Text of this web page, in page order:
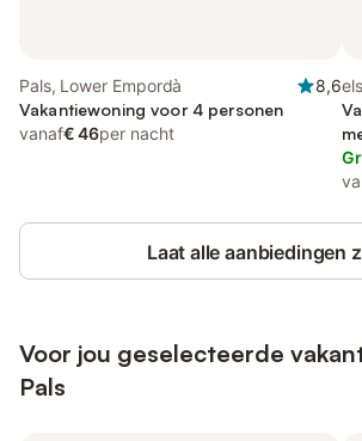
Pals, Lower Empordà
8,6
Vakantiewoning voor 4 personen
vanaf€ 46per nacht
Laat alle aanbiedingen
Voor jou geselecteerde
Pals